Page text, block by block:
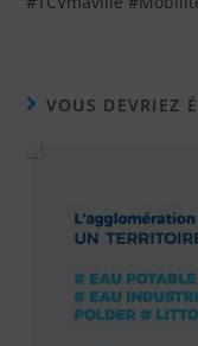
VOUS DEVRIEZ